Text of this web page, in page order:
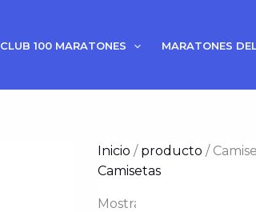
CLUB 100 MARATONES MARATONES
Inicio / producto /
Camisetas
Mostrando los 9